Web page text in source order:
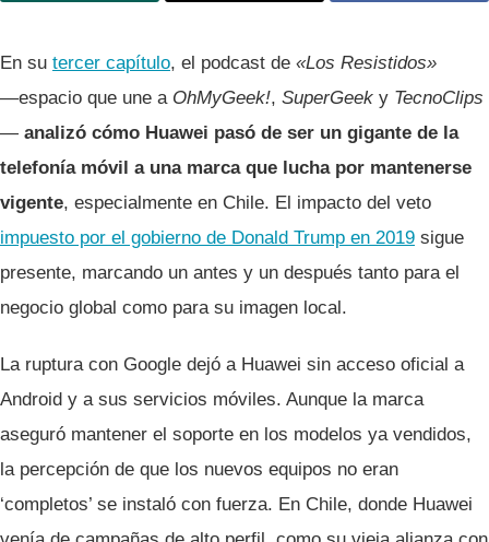
En su tercer capítulo, el podcast de «Los Resistidos»
—espacio que une a OhMyGeek!, SuperGeek y TecnoClips
— analizó cómo Huawei pasó de ser un gigante de la
telefonía móvil a una marca que lucha por mantenerse
vigente, especialmente en Chile. El impacto del veto
impuesto por el gobierno de Donald Trump en 2019 sigue
presente, marcando un antes y un después tanto para el
negocio global como para su imagen local.
La ruptura con Google dejó a Huawei sin acceso oficial a
Android y a sus servicios móviles. Aunque la marca
aseguró mantener el soporte en los modelos ya vendidos,
la percepción de que los nuevos equipos no eran
‘completos’ se instaló con fuerza. En Chile, donde Huawei